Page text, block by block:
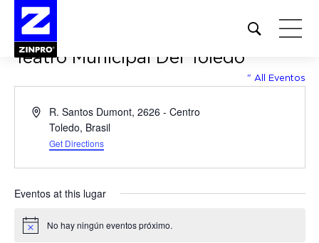
Open
site
form
Buscar:
Teatro Municipal Del Toledo
" All Eventos
AddressR. Santos Dumont, 2626 - Centro
Toledo, Brasil
Get Directions
Eventos at this lugar
Notice No hay ningún eventos próximo.